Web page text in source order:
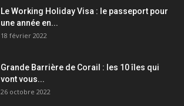
Le Working Holiday Visa : le passeport pour
une année en...
18 février 2022
Grande Barrière de Corail : les 10 îles qui
vont vous...
26 octobre 2022